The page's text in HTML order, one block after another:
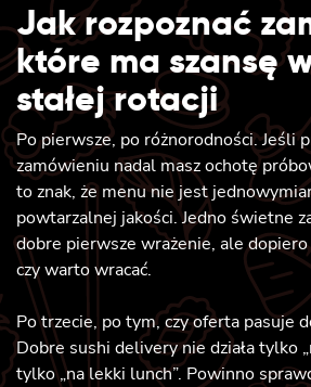
Jak rozpoznać
które ma szansę
stałej rotacji
Po pierwsze, po różnorodności. Jeśli
zamówieniu nadal masz ochotę
to znak, że menu nie jest
powtarzalnej jakości. Jedno świetne
dobre pierwsze wrażenie, ale
czy warto wracać.
Po trzecie, po tym, czy oferta pasuje
Dobre sushi delivery nie działa tylko
tylko „na lekki lunch”. Powinno